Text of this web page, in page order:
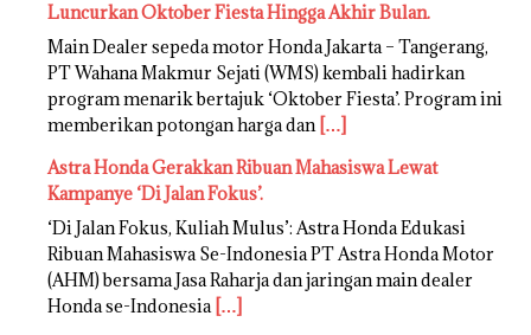
Luncurkan Oktober Fiesta Hingga Akhir Bulan.
Main Dealer sepeda motor Honda Jakarta – Tangerang,
PT Wahana Makmur Sejati (WMS) kembali hadirkan
program menarik bertajuk ‘Oktober Fiesta’. Program ini
memberikan potongan harga dan […]
Astra Honda Gerakkan Ribuan Mahasiswa Lewat
Kampanye ‘Di Jalan Fokus’.
‘Di Jalan Fokus, Kuliah Mulus’: Astra Honda Edukasi
Ribuan Mahasiswa Se-Indonesia PT Astra Honda Motor
(AHM) bersama Jasa Raharja dan jaringan main dealer
Honda se-Indonesia […]